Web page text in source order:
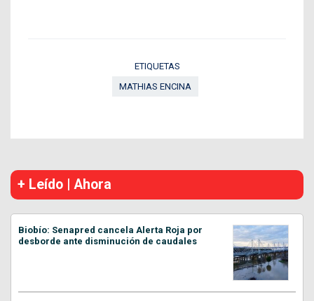
ETIQUETAS
MATHIAS ENCINA
+ Leído | Ahora
Biobío: Senapred cancela Alerta Roja por
desborde ante disminución de caudales